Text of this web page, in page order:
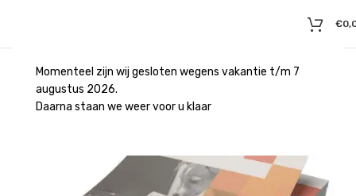
Momenteel zijn wij gesloten wegens vakantie t/m 7
augustus 2026.
Daarna staan we weer voor u klaar
€